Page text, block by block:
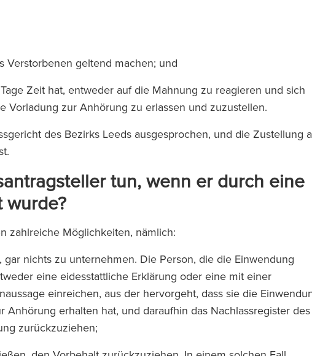
Verstorbenen geltend machen; und
Zeit hat, entweder auf die Mahnung zu reagieren und sich
Vorladung zur Anhörung zu erlassen und zuzustellen.
des Bezirks Leeds ausgesprochen, und die Zustellung
tun, wenn er durch eine
wurde?
zahlreiche Möglichkeiten, nämlich:
nichts zu unternehmen. Die Person, die die Einwendung
eine eidesstattliche Erklärung oder eine mit einer
einreichen, aus der hervorgeht, dass sie die
erhalten hat, und daraufhin das Nachlassregister des
zurückzuziehen;